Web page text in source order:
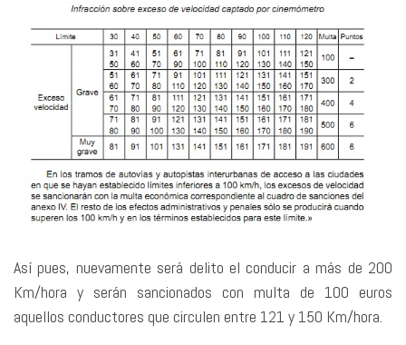
Así pues, nuevamente será delito el conducir a más de 200
Km/hora y serán sancionados con multa de 100 euros
aquellos conductores que circulen entre 121 y 150 Km/hora.